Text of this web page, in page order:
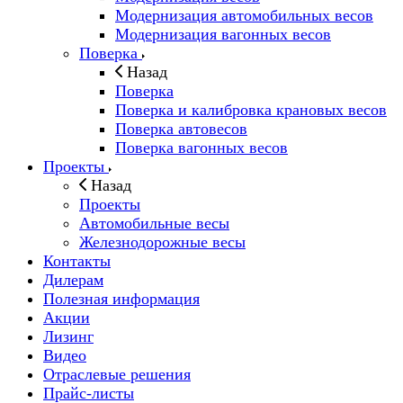
Модернизация автомобильных весов
Модернизация вагонных весов
Поверка
Назад
Поверка
Поверка и калибровка крановых весов
Поверка автовесов
Поверка вагонных весов
Проекты
Назад
Проекты
Автомобильные весы
Железнодорожные весы
Контакты
Дилерам
Полезная информация
Акции
Лизинг
Видео
Отраслевые решения
Прайс-листы